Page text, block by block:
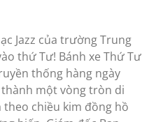
Jazz của trường Trung
thứ Tư! Bánh xe Thứ Tư
thống hàng ngày
một vòng tròn di
chiều kim đồng hồ